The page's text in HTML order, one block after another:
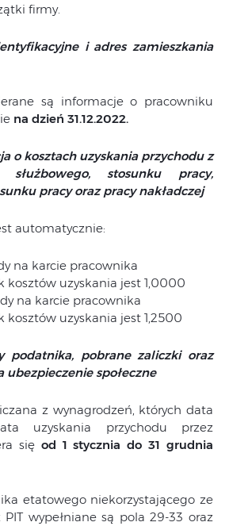
firmy.
i adres zamieszkania
są informacje o pracowniku
na dzień 31.12.2022.
o kosztach uzyskania przychodu z
służbowego, stosunku pracy,
pracy oraz pracy nakładczej
automatycznie:
na karcie pracownika
kosztów uzyskania jest 1,0000
na karcie pracownika
kosztów uzyskania jest 1,2500
podatnika, pobrane zaliczki oraz
ubezpieczenie społeczne
z wynagrodzeń, których data
uzyskania przychodu przez
się od 1 stycznia do 31 grudnia
etatowego niekorzystającego ze
wypełniane są pola 29-33 oraz